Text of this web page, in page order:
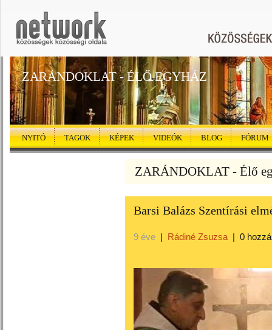
ZARÁNDOKLAT - ÉLŐ EGYHÁZ
NYITÓ TAGOK KÉPEK VIDEÓK BLOG FÓRUM
ZARÁNDOKLAT - Élő
Barsi Balázs Szentírási
9 éve | Rádiné Zsuzsa | 0